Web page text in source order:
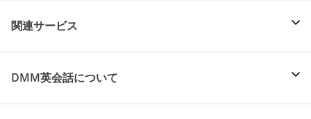
関連サービス
DMM英会話について